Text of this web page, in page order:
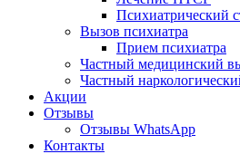
Психиатрический
Вызов психиатра
Прием психиатра
Частный медицинский
Частный
Акции
Отзывы
Отзывы WhatsApp
Контакты